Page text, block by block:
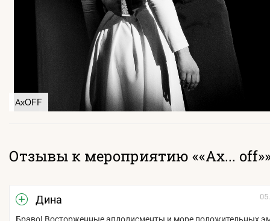
АхOFF
Отзывы к мероприятию ««Aх...
Дина